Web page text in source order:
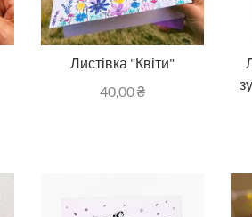
Листівка "Квіти"
40,00₴